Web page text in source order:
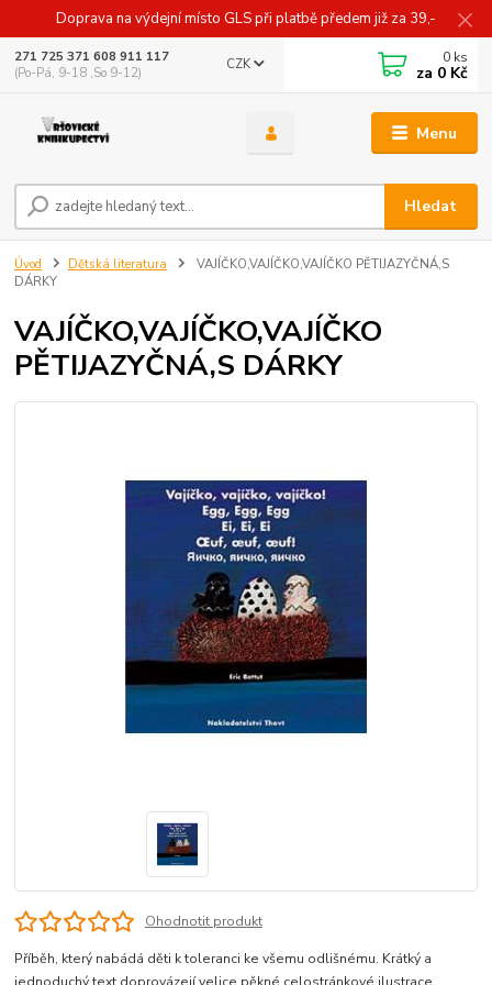
Doprava na výdejní místo GLS při platbě předem již za 39,-
Menu
CZK
Hledat
271 725 371 608 911 117
(Po-Pá, 9-18 ,So 9-12)
0 ks
za 0 Kč
Úvod Dětská literatura
VAJÍČKO,VAJÍČKO,VAJÍČKO PĚTIJAZYČNÁ,S
DÁRKY
VAJÍČKO,VAJÍČKO,VAJÍČKO
PĚTIJAZYČNÁ,S DÁRKY
Ohodnotit produkt
Příběh, který nabádá děti k toleranci ke všemu odlišnému. Krátký a
jednoduchý text doprovázejí velice pěkné celostránkové ilustrace.